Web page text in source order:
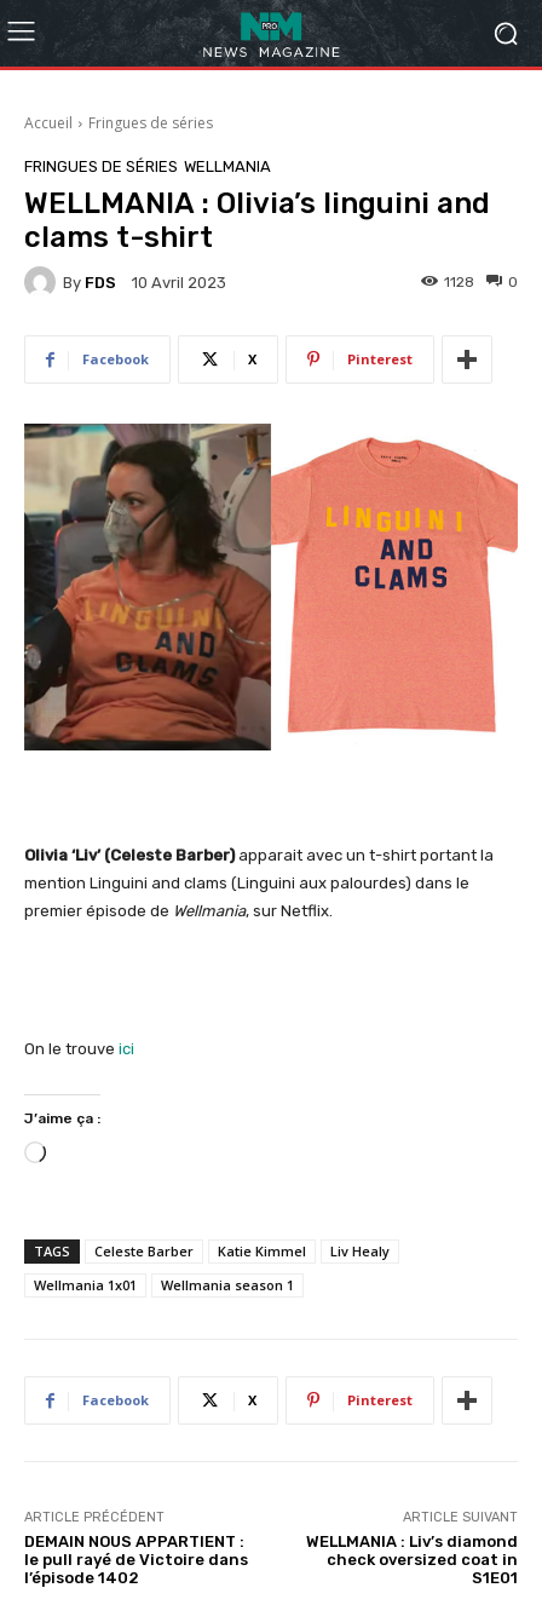
Accueil Fringues de séries
FRINGUES DE SÉRIES WELLMANIA
WELLMANIA : Olivia’s linguini and
clams t-shirt
By FDS 10 Avril 2023 0
1128
Facebook X Pinterest
Olivia ‘Liv’ (Celeste Barber)apparait avec un t-shirt portant la
mention Linguini and clams (Linguini aux palourdes) dans le
premier épisode de Wellmania, sur Netflix.
On le trouve ici
J’aime ça :
C
r
g
e
t
TAGS Celeste Barber Katie Kimmel
Liv Healy
Wellmania 1x01
Wellmania season 1
Facebook X Pinterest
ARTICLE PRÉCÉDENT
DEMAIN NOUS APPARTIENT :
le pull rayé de Victoire dans
l’épisode 1402
ARTICLE SUIVANT
WELLMANIA : Liv’s diamond
check oversized coat in
S1E01